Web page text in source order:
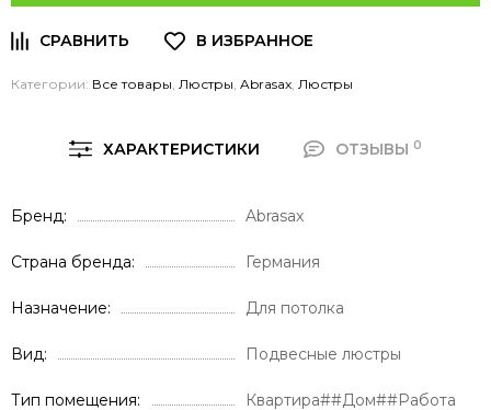
Категории: Все товары, Люстры, Abrasax, Люстры
ХАРАКТЕРИСТИКИ ОТЗЫВЫ 0
Бренд Abrasax
Страна бренда Германия
Назначение Для потолка
Вид Подвесные люстры
Тип помещения Квартира##Дом##Работа